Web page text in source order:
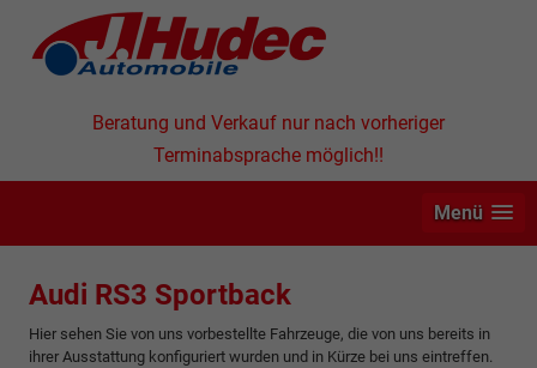
Beratung und Verkauf nur nach vorheriger
Terminabsprache möglich!!
Menü
Audi RS3 Sportback
Hier sehen Sie von uns vorbestellte Fahrzeuge, die von uns bereits in
ihrer Ausstattung konfiguriert wurden und in Kürze bei uns eintreffen.